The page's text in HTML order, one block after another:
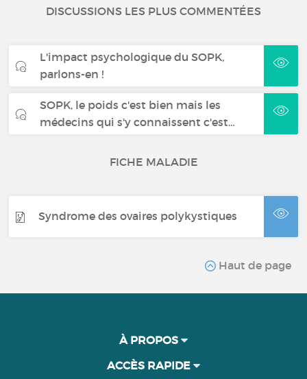
DISCUSSIONS LES PLUS COMMENTÉES
L'impact psychologique du SOPK,
parlons-en !
SOPK, le poids c'est bien mais les
médecins qui s'y connaissent c'est…
FICHE MALADIE
Syndrome des ovaires polykystiques
Haut de page
À PROPOS
ACCÈS RAPIDE